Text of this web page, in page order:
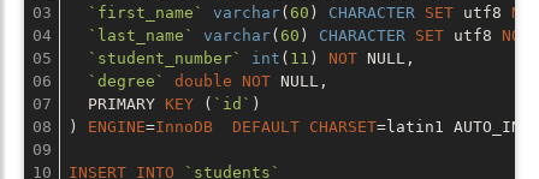
03
04
05
06
07
08
09
10
`first_name`
varchar( 60 ) CHARACTER SET utf8 NOT
`last_name`
varchar( 60 ) CHARACTER SET utf8 NOT
`student_number`
int ( 11 ) NOT NULL ,
`degree`
double NOT NULL ,
  PRIMARY
KEY ( `id` )
) ENGINE=InnoDB DEFAULT CHARSET=latin1
INSERT INTO
`students`